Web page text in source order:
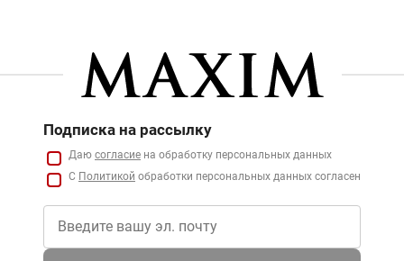
Подписка на рассылку
Даю согласие на обработку персональных данных
С Политикой обработки персональных данных согласен